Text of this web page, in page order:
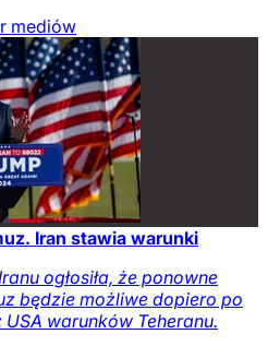
mediów
Iran stawia warunki
ogłosiła, że ponowne
będzie możliwe dopiero po
warunków Teheranu.